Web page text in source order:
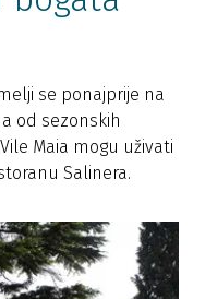
se ponajprije na
od sezonskih
Maia mogu uživati
Salinera.